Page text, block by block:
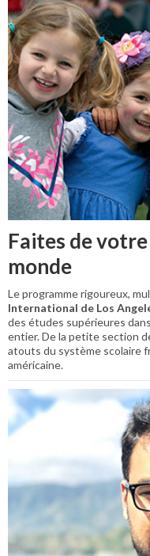
Faites de
monde
Le programme rigoureux,
International de Los
des études supérieures
entier. De la petite section
atouts du système scolaire
américaine.